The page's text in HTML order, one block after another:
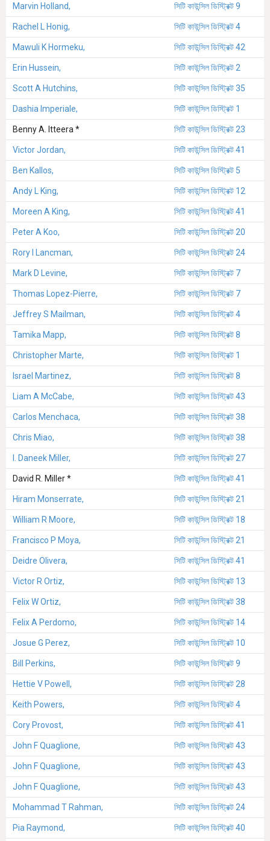
Marvin Holland, সিটি কাউন্সিল ডিস্ট্রিক্ট 9
Rachel L Honig, সিটি কাউন্সিল ডিস্ট্রিক্ট 4
Mawuli K Hormeku, সিটি কাউন্সিল ডিস্ট্রিক্ট 42
Erin Hussein, সিটি কাউন্সিল ডিস্ট্রিক্ট 2
Scott A Hutchins, সিটি কাউন্সিল ডিস্ট্রিক্ট 35
Dashia Imperiale, সিটি কাউন্সিল ডিস্ট্রিক্ট 1
Benny A. Itteera * সিটি কাউন্সিল ডিস্ট্রিক্ট 23
Victor Jordan, সিটি কাউন্সিল ডিস্ট্রিক্ট 41
Ben Kallos, সিটি কাউন্সিল ডিস্ট্রিক্ট 5
Andy L King, সিটি কাউন্সিল ডিস্ট্রিক্ট 12
Moreen A King, সিটি কাউন্সিল ডিস্ট্রিক্ট 41
Peter A Koo, সিটি কাউন্সিল ডিস্ট্রিক্ট 20
Rory I Lancman, সিটি কাউন্সিল ডিস্ট্রিক্ট 24
Mark D Levine, সিটি কাউন্সিল ডিস্ট্রিক্ট 7
Thomas Lopez-Pierre, সিটি কাউন্সিল ডিস্ট্রিক্ট 7
Jeffrey S Mailman, সিটি কাউন্সিল ডিস্ট্রিক্ট 4
Tamika Mapp, সিটি কাউন্সিল ডিস্ট্রিক্ট 8
Christopher Marte, সিটি কাউন্সিল ডিস্ট্রিক্ট 1
Israel Martinez, সিটি কাউন্সিল ডিস্ট্রিক্ট 8
Liam A McCabe, সিটি কাউন্সিল ডিস্ট্রিক্ট 43
Carlos Menchaca, সিটি কাউন্সিল ডিস্ট্রিক্ট 38
Chris Miao, সিটি কাউন্সিল ডিস্ট্রিক্ট 38
I. Daneek Miller, সিটি কাউন্সিল ডিস্ট্রিক্ট 27
David R. Miller * সিটি কাউন্সিল ডিস্ট্রিক্ট 41
Hiram Monserrate, সিটি কাউন্সিল ডিস্ট্রিক্ট 21
William R Moore, সিটি কাউন্সিল ডিস্ট্রিক্ট 18
Francisco P Moya, সিটি কাউন্সিল ডিস্ট্রিক্ট 21
Deidre Olivera, সিটি কাউন্সিল ডিস্ট্রিক্ট 41
Victor R Ortiz, সিটি কাউন্সিল ডিস্ট্রিক্ট 13
Felix W Ortiz, সিটি কাউন্সিল ডিস্ট্রিক্ট 38
Felix A Perdomo, সিটি কাউন্সিল ডিস্ট্রিক্ট 14
Josue G Perez, সিটি কাউন্সিল ডিস্ট্রিক্ট 10
Bill Perkins, সিটি কাউন্সিল ডিস্ট্রিক্ট 9
Hettie V Powell, সিটি কাউন্সিল ডিস্ট্রিক্ট 28
Keith Powers, সিটি কাউন্সিল ডিস্ট্রিক্ট 4
Cory Provost, সিটি কাউন্সিল ডিস্ট্রিক্ট 41
John F Quaglione, সিটি কাউন্সিল ডিস্ট্রিক্ট 43
John F Quaglione, সিটি কাউন্সিল ডিস্ট্রিক্ট 43
John F Quaglione, সিটি কাউন্সিল ডিস্ট্রিক্ট 43
Mohammad T Rahman, সিটি কাউন্সিল ডিস্ট্রিক্ট 24
Pia Raymond, সিটি কাউন্সিল ডিস্ট্রিক্ট 40